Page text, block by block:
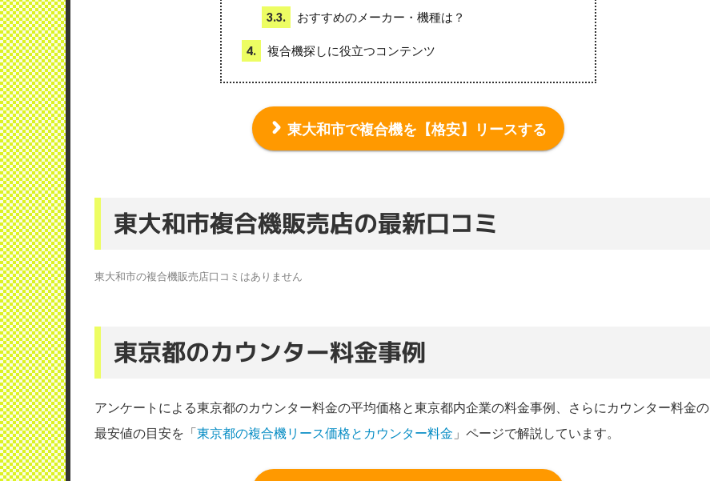
3.3. おすすめのメーカー・機種は？
4. 複合機探しに役立つコンテンツ
東大和市で複合機を【格安】リースする
東大和市複合機販売店の最新口コミ
東大和市の複合機販売店口コミはありません
東京都のカウンター料金事例
アンケートによる東京都のカウンター料金の平均価格と東京都内企業の料金事例、さらにカウンター料金の
最安値の目安を「東京都の複合機リース価格とカウンター料金 」ページで解説しています。